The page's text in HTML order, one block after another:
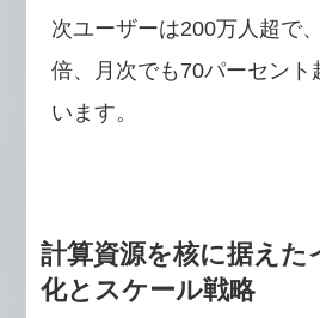
次ユーザーは200万人超で
倍、月次でも70パーセント
います。
計算資源を核に据えた
化とスケール戦略